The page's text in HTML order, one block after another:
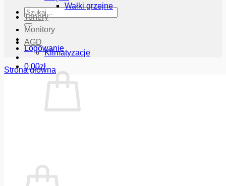
Szukaj:
Logowanie
0.00zł
Wałki grzejne
Tonery
Monitory
AGD
Klimatyzacje
Strona główna